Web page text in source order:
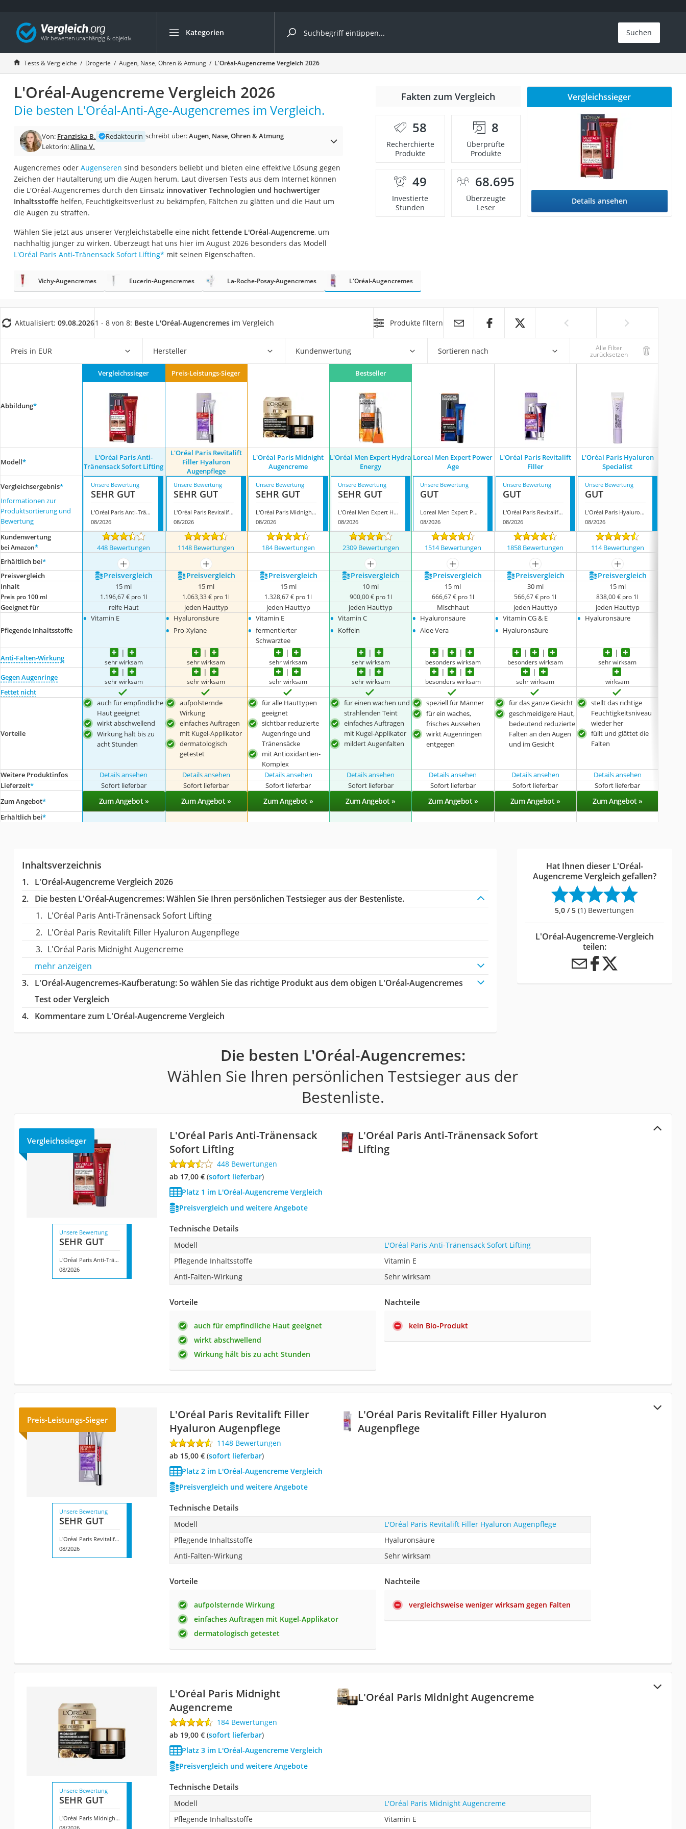
Kategorien
Die beliebtesten Vergleiche nach Kategorie
Drogerie
Inhalator
Haarschneider
Rollator
Braun Rasierer
Katzenklappe (Chip)
Masturbator
Massagepistole
Epilierer
Eiweißpulver
Magnesiumpräparat
Nackenmassagegerät
leichter Haartrockner
Schildkrötenhaus
Mineralfutter Pferd
Massagegerät
Suchen
Tests & Vergleiche Drogerie Augen, Nase, Ohren & Atmung L'Oréal-Augencreme Vergleich 2026
L'Oréal-Augencreme Vergleich 2026
Die besten L'Oréal-Anti-Age-Augencremes im Vergleich.
Von: Franziska B. Redakteurin schreibt über:Augen, Nase, Ohren & Atmung
Lektorin:Alina V.
Augencremes oder Augenseren sind besonders beliebt und bieten eine effektive Lösung gegen
Zeichen der Hautalterung um die Augen herum. Laut diversen Tests aus dem Internet können
die L'Oréal-Augencremes durch den Einsatz innovativer Technologien und hochwertiger
Inhaltsstoffehelfen, Feuchtigkeitsverlust zu bekämpfen, Fältchen zu glätten und die Haut um
die Augen zu straffen.
Wählen Sie jetzt aus unserer Vergleichstabelle eine nicht fettende L'Oréal-Augencreme, um
nachhaltig jünger zu wirken. Überzeugt hat uns hier im August 2026 besonders das Modell
L'Oréal Paris Anti-Tränensack Sofort Lifting* mit seinen Eigenschaften.
Fakten zum Vergleich
58
Recherchierte
Produkte
8
Überprüfte
Produkte
49
Investierte
Stunden
68.695
Überzeugte
Leser
Vergleichssieger
Details ansehen
Vichy-Augencremes Eucerin-Augencremes La-Roche-Posay-Augencremes L'Oréal-Augencremes
Aktualisiert: 09.08.20261 - 8 von 8: Beste L'Oréal-Augencremes im Vergleich Produkte filtern
Preis in EUR Hersteller Kundenwertung Sortieren nach Alle Filter
zurücksetzen
Abbildung*
Vergleichssieger Preis-Leistungs-Sieger Bestseller
Modell*
L'Oréal Paris Anti-
Tränensack Sofort Lifting
L'Oréal Paris Revitalift
Filler Hyaluron
Augenpflege
L'Oréal Paris Midnight
Augencreme
L'Oréal Men Expert ‎Hydra
Energy
Loreal Men Expert Power
Age
L'Oréal Paris Revitalift
Filler
L'Oréal Paris Hyaluron
Specialist
Vergleichsergebnis*
Informationen zur
Produktsortierung und
Bewertung
Unsere Bewertung
SEHR GUT
L'Oréal Paris Anti-Tränensack Sofort Lifting
08/2026
Unsere Bewertung
SEHR GUT
L'Oréal Paris Revitalift Filler Hyaluron Augenpflege
08/2026
Unsere Bewertung
SEHR GUT
L'Oréal Paris Midnight Augencreme
08/2026
Unsere Bewertung
SEHR GUT
L'Oréal Men Expert ‎Hydra Energy
08/2026
Unsere Bewertung
GUT
Loreal Men Expert Power Age
08/2026
Unsere Bewertung
GUT
L'Oréal Paris Revitalift Filler
08/2026
Unsere Bewertung
GUT
L'Oréal Paris Hyaluron Specialist
08/2026
Kundenwertung
bei Amazon* 448 Bewertungen 1148 Bewertungen 184 Bewertungen 2309 Bewertungen 1514 Bewertungen 1858 Bewertungen 114 Bewertungen
Erhältlich bei*
mehr anzeigen mehr anzeigen mehr anzeigen mehr anzeigen mehr anzeigen
mehr anzeigen
Preis­vergleich
Preis­vergleich Preis­vergleich Preis­vergleich Preis­vergleich Preis­vergleich Preis­vergleich Preis­vergleich
Inhalt
Preis pro 100 ml
15 ml
1.196,67 € pro 1l
15 ml
1.063,33 € pro 1l
15 ml
1.328,67 € pro 1l
10 ml
900,00 € pro 1l
15 ml
666,67 € pro 1l
30 ml
566,67 € pro 1l
15 ml
838,00 € pro 1l
Geeignet für reife Haut jeden Hauttyp jeden Hauttyp jeden Hauttyp Mischhaut jeden Hauttyp jeden Hauttyp
Pflegende Inhaltsstoffe
• Vitamin E • Hyaluronsäure
• Pro-Xylane
• Vitamin E
• fermentierter
Schwarztee
• Vitamin C
• Koffein
• Hyaluronsäure
• Aloe Vera
• Vitamin CG & E
• Hyaluronsäure
• Hyaluronsäure
Anti-Falten-Wirkung sehr wirksam sehr wirksam sehr wirksam sehr wirksam besonders wirksam besonders wirksam sehr wirksam
Gegen Augenringe sehr wirksam sehr wirksam sehr wirksam sehr wirksam besonders wirksam sehr wirksam wirksam
Fettet nicht
Vorteile
auch für empfindliche
Haut geeignet
wirkt abschwellend
Wirkung hält bis zu
acht Stunden
aufpolsternde
Wirkung
einfaches Auftragen
mit Kugel-Applikator
dermatologisch
getestet
für alle Hauttypen
geeignet
sichtbar reduzierte
Augenringe und
Tränensäcke
mit Antioxidantien-
Komplex
für einen wachen und
strahlenden Teint
einfaches Auftragen
mit Kugel-Applikator
mildert Augenfalten
speziell für Männer
für ein waches,
frisches Aussehen
wirkt Augenringen
entgegen
für das ganze Gesicht
geschmeidigere Haut,
bedeutend reduzierte
Falten an den Augen
und im Gesicht
stellt das richtige
Feuchtigkeitsniveau
wieder her
füllt und glättet die
Falten
Weitere Produktinfos Details ansehen Details ansehen Details ansehen Details ansehen Details ansehen Details ansehen
Details ansehen
Lieferzeit* Sofort lieferbar Sofort lieferbar Sofort lieferbar Sofort lieferbar Sofort lieferbar Sofort lieferbar Sofort lieferbar
Zum Angebot* Zum Angebot » Zum Angebot » Zum Angebot » Zum Angebot » Zum Angebot » Zum Angebot » Zum Angebot »
Erhältlich bei*
Inhaltsverzeichnis
L'Oréal-Augencreme Vergleich 2026
Die besten L'Oréal-Augencremes:Wählen Sie Ihren persönlichen Testsieger aus der Bestenliste.
L'Oréal Paris Anti-Tränensack Sofort Lifting
L'Oréal Paris Revitalift Filler Hyaluron Augenpflege
L'Oréal Paris Midnight Augencreme
mehr anzeigen
L'Oréal-Augencremes-Kaufberatung: So wählen Sie das richtige Produkt aus dem obigen L'Oréal-Augencremes
Test oder Vergleich
Kommentare zum L'Oréal-Augencreme Vergleich
Hat Ihnen dieser L'Oréal-
Augencreme Vergleich gefallen?
5,0 / 5 (1) Bewertungen
L'Oréal-Augencreme-Vergleich
teilen:
Die besten L'Oréal-Augencremes:
Wählen Sie Ihren persönlichen Testsieger aus der
Bestenliste.
L'Oréal Paris Anti-Tränensack Sofort
Lifting
Vergleichssieger
L'Oréal Paris Anti-Tränensack
Sofort Lifting
448 Bewertungen
ab 17,00 €( Sofort lieferbar)
Platz 1 im L'Oréal-Augencreme Vergleich
Preisvergleich und weitere Angebote
Unsere Bewertung
SEHR GUT
L'Oréal Paris Anti-Tränensack Sofort Lifting
08/2026
Technische Details
Modell
L'Oréal Paris Anti-Tränensack Sofort Lifting
Pflegende Inhaltsstoffe
Vitamin E
Anti-Falten-Wirkung
Sehr wirksam
Vorteile
auch für empfindliche Haut geeignet
wirkt abschwellend
Wirkung hält bis zu acht Stunden
Nachteile
kein Bio-Produkt
L'Oréal Paris Revitalift Filler Hyaluron
Augenpflege
Preis-Leistungs-Sieger
L'Oréal Paris Revitalift Filler
Hyaluron Augenpflege
1148 Bewertungen
ab 15,00 €( Sofort lieferbar)
Platz 2 im L'Oréal-Augencreme Vergleich
Preisvergleich und weitere Angebote
Unsere Bewertung
SEHR GUT
L'Oréal Paris Revitalift Filler Hyaluron Augenpflege
08/2026
Technische Details
Modell
L'Oréal Paris Revitalift Filler Hyaluron Augenpflege
Pflegende Inhaltsstoffe
Hyaluronsäure
Anti-Falten-Wirkung
Sehr wirksam
Vorteile
aufpolsternde Wirkung
einfaches Auftragen mit Kugel-Applikator
dermatologisch getestet
Nachteile
vergleichsweise weniger wirksam gegen Falten
L'Oréal Paris Midnight Augencreme
L'Oréal Paris Midnight
Augencreme
184 Bewertungen
ab 19,00 €( Sofort lieferbar)
Platz 3 im L'Oréal-Augencreme Vergleich
Preisvergleich und weitere Angebote
Unsere Bewertung
SEHR GUT
L'Oréal Paris Midnight Augencreme
Technische Details
Modell
L'Oréal Paris Midnight Augencreme
Pflegende Inhaltsstoffe
Vitamin E